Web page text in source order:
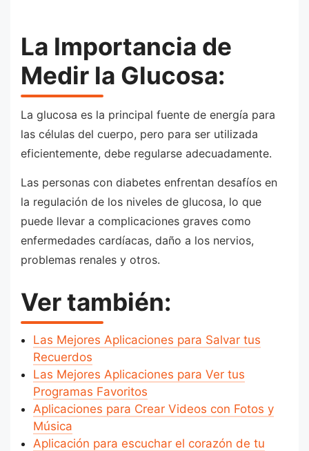
La Importancia de
Medir la Glucosa:
La glucosa es la principal fuente de energía para
las células del cuerpo, pero para ser utilizada
eficientemente, debe regularse adecuadamente.
Las personas con diabetes enfrentan desafíos en
la regulación de los niveles de glucosa, lo que
puede llevar a complicaciones graves como
enfermedades cardíacas, daño a los nervios,
problemas renales y otros.
Ver también:
Las Mejores Aplicaciones para Salvar tus
Recuerdos
Las Mejores Aplicaciones para Ver tus
Programas Favoritos
Aplicaciones para Crear Videos con Fotos y
Música
Aplicación para escuchar el corazón de tu